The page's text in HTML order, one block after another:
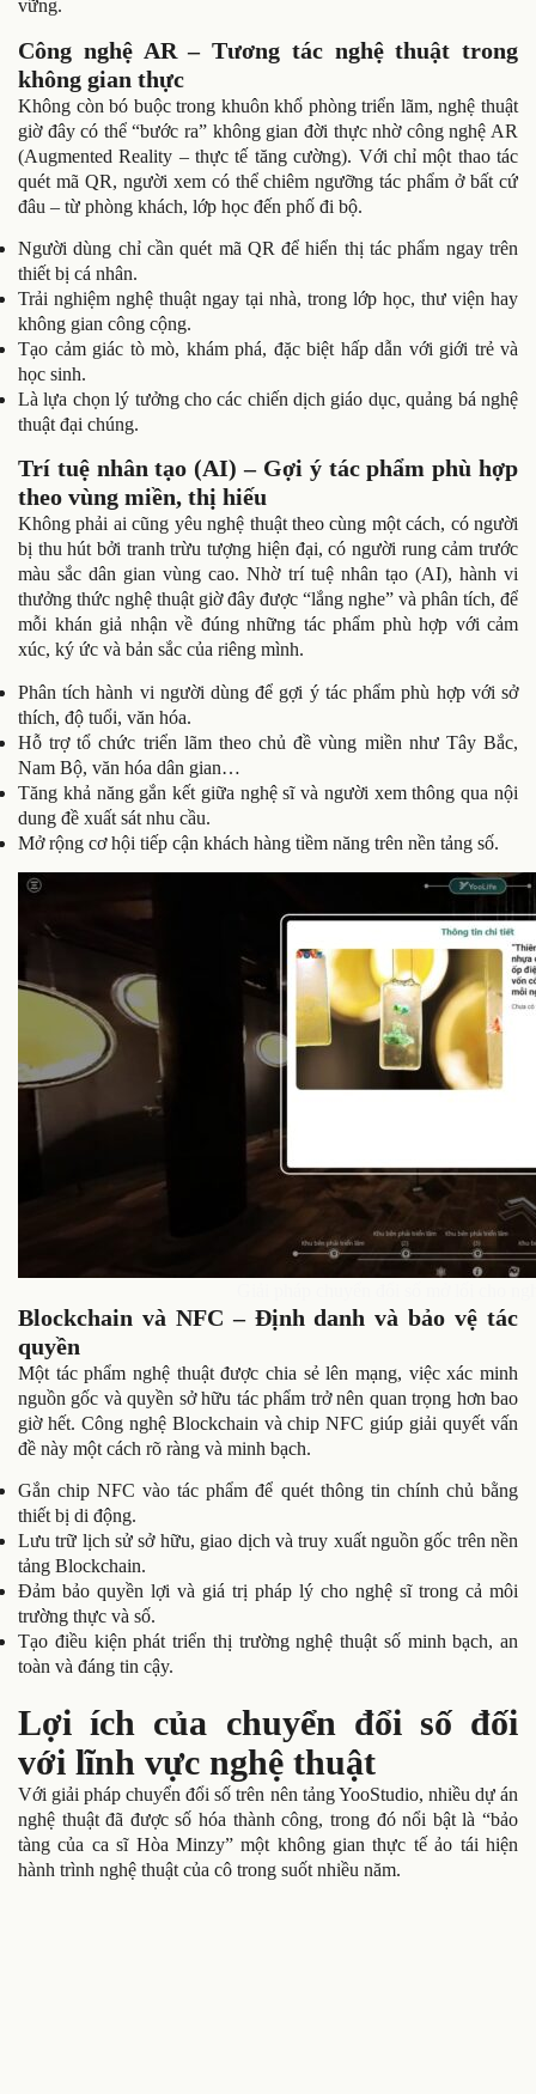
vững.
Công nghệ AR – Tương tác nghệ thuật trong
không gian thực
Không còn bó buộc trong khuôn khổ phòng triển lãm, nghệ thuật
giờ đây có thể “bước ra” không gian đời thực nhờ công nghệ AR
(Augmented Reality – thực tế tăng cường). Với chỉ một thao tác
quét mã QR, người xem có thể chiêm ngưỡng tác phẩm ở bất cứ
đâu – từ phòng khách, lớp học đến phố đi bộ.
Người dùng chỉ cần quét mã QR để hiển thị tác phẩm ngay trên
thiết bị cá nhân.
Trải nghiệm nghệ thuật ngay tại nhà, trong lớp học, thư viện hay
không gian công cộng.
Tạo cảm giác tò mò, khám phá, đặc biệt hấp dẫn với giới trẻ và
học sinh.
Là lựa chọn lý tưởng cho các chiến dịch giáo dục, quảng bá nghệ
thuật đại chúng.
Trí tuệ nhân tạo (AI) – Gợi ý tác phẩm phù hợp
theo vùng miền, thị hiếu
Không phải ai cũng yêu nghệ thuật theo cùng một cách, có người
bị thu hút bởi tranh trừu tượng hiện đại, có người rung cảm trước
màu sắc dân gian vùng cao. Nhờ trí tuệ nhân tạo (AI), hành vi
thưởng thức nghệ thuật giờ đây được “lắng nghe” và phân tích, để
mỗi khán giả nhận về đúng những tác phẩm phù hợp với cảm
xúc, ký ức và bản sắc của riêng mình.
Phân tích hành vi người dùng để gợi ý tác phẩm phù hợp với sở
thích, độ tuổi, văn hóa.
Hỗ trợ tổ chức triển lãm theo chủ đề vùng miền như Tây Bắc,
Nam Bộ, văn hóa dân gian…
Tăng khả năng gắn kết giữa nghệ sĩ và người xem thông qua nội
dung đề xuất sát nhu cầu.
Mở rộng cơ hội tiếp cận khách hàng tiềm năng trên nền tảng số.
Blockchain và NFC – Định danh và bảo vệ tác
quyền
Một tác phẩm nghệ thuật được chia sẻ lên mạng, việc xác minh
nguồn gốc và quyền sở hữu tác phẩm trở nên quan trọng hơn bao
giờ hết. Công nghệ Blockchain và chip NFC giúp giải quyết vấn
đề này một cách rõ ràng và minh bạch.
Gắn chip NFC vào tác phẩm để quét thông tin chính chủ bằng
thiết bị di động.
Lưu trữ lịch sử sở hữu, giao dịch và truy xuất nguồn gốc trên nền
tảng Blockchain.
Đảm bảo quyền lợi và giá trị pháp lý cho nghệ sĩ trong cả môi
trường thực và số.
Tạo điều kiện phát triển thị trường nghệ thuật số minh bạch, an
toàn và đáng tin cậy.
Lợi ích của chuyển đổi số đối
với lĩnh vực nghệ thuật
Với giải pháp chuyển đổi số trên nên tảng YooStudio, nhiều dự án
nghệ thuật đã được số hóa thành công, trong đó nổi bật là “bảo
tàng của ca sĩ Hòa Minzy” một không gian thực tế ảo tái hiện
hành trình nghệ thuật của cô trong suốt nhiều năm.